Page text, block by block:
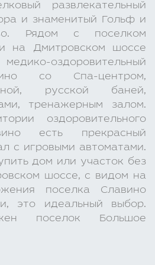
развлекательный
и знаменитый Гольф и
Рядом с поселком
на Дмитровском шоссе
оздоровительный
со Спа-центром,
русской баней,
тренажерным залом.
оздоровительного
есть прекрасный
с игровыми автоматами.
дом или участок без
шоссе, с видом на
поселка Славино
это идеальный выбор.
поселок Большое